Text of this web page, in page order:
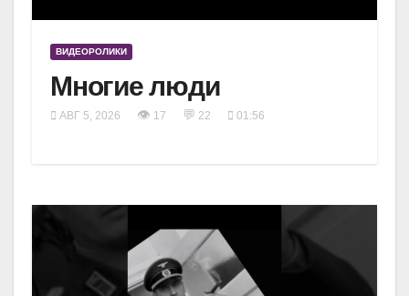
ВИДЕОРОЛИКИ
Многие люди
АВГ 5, 2026 👁 17 💬 22 01:56